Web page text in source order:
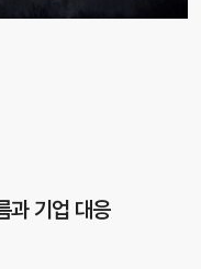
과 기업 대응